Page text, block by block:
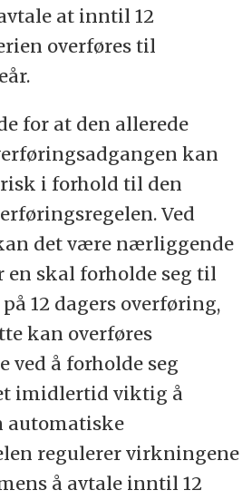
at inntil 12
overføres til
for at den allerede
kan
i forhold til den
Ved
det være nærliggende
en skal forholde seg til
12 dagers overføring,
kan overføres
ved å forholde seg
imidlertid viktig å
automatiske
regulerer virkningene
å avtale inntil 12